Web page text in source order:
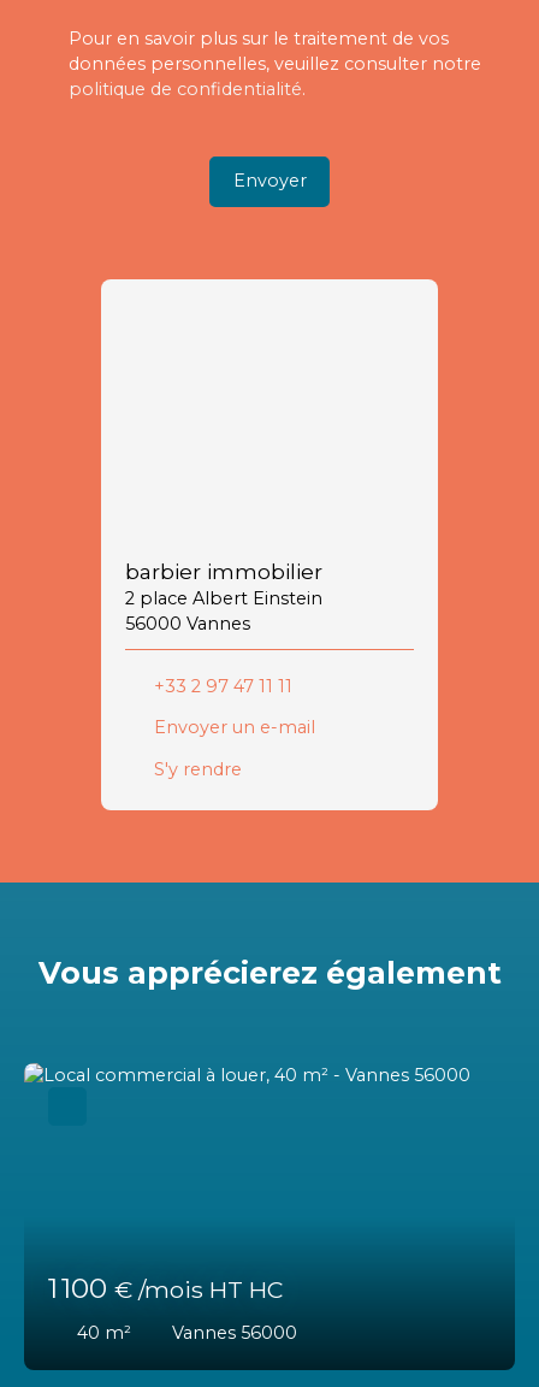
Pour en savoir plus sur le traitement de vos
données personnelles, veuillez consulter notre
politique de confidentialité.
Envoyer
barbier immobilier
2 place Albert Einstein
56000 Vannes
+33 2 97 47 11 11
Envoyer un e-mail
S'y rendre
Vous apprécierez également
1 100 € /mois HT HC
40 m² Vannes 56000